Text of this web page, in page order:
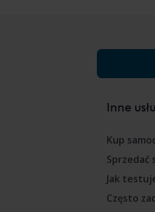
Inne
Kup
Sprzedać
Jak
Często